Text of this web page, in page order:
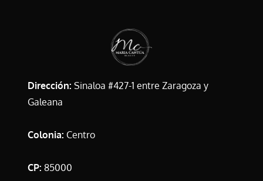
Dirección: Sinaloa #427-1 entre Zaragoza y
Galeana
Colonia: Centro
CP: 85000